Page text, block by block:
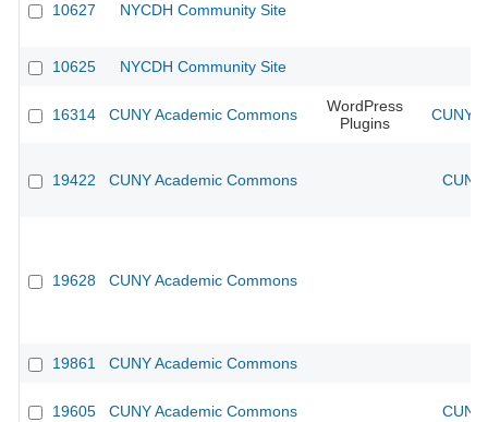
10627 NYCDH Community Site
10625 NYCDH Community Site
16314 CUNY Academic Commons
WordPress
Plugins
CUNY
19422 CUNY Academic Commons
19628 CUNY Academic Commons
19861 CUNY Academic Commons
19605 CUNY Academic Commons